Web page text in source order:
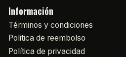
Información
Términos y condiciones
Politica de reembolso
Política de privacidad